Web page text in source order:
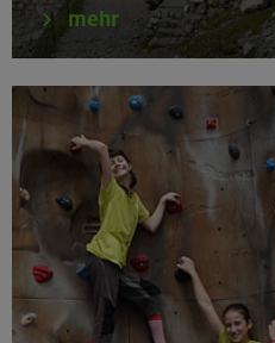
Hohe Gipfel in der wilden
21.-23.08.26
Familienfreizeit:
von 6-9 J.
Kitzbüheler Alpen
mehr